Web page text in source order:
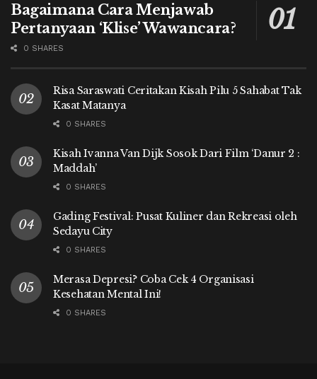
Bagaimana Cara Menjawab
Pertanyaan ‘Klise’ Wawancara?
0 SHARES
Risa Saraswati Ceritakan Kisah Pilu 5 Sahabat Tak
Kasat Matanya
0 SHARES
Kisah Ivanna Van Dijk Sosok Dari Film ‘Danur 2 :
Maddah’
0 SHARES
Gading Festival: Pusat Kuliner dan Rekreasi oleh
Sedayu City
0 SHARES
Merasa Depresi? Coba Cek 4 Organisasi
Kesehatan Mental Ini!
0 SHARES